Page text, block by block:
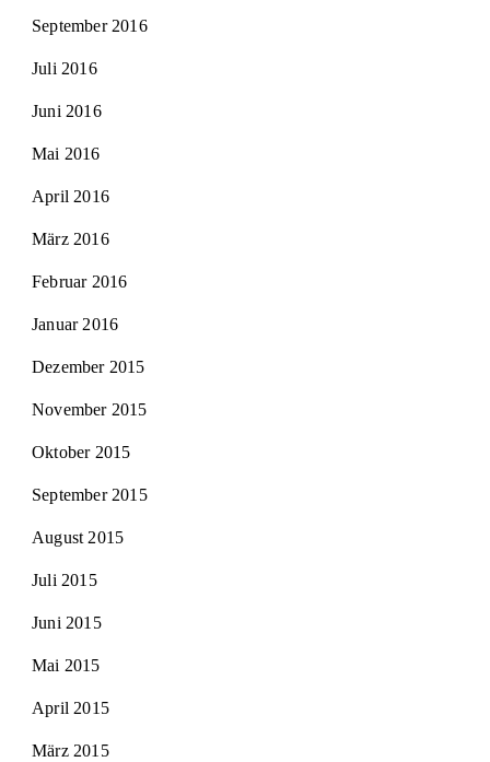
September 2016
Juli 2016
Juni 2016
Mai 2016
April 2016
März 2016
Februar 2016
Januar 2016
Dezember 2015
November 2015
Oktober 2015
September 2015
August 2015
Juli 2015
Juni 2015
Mai 2015
April 2015
März 2015